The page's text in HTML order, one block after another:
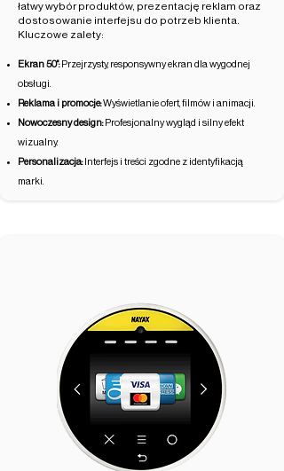
łatwy wybór produktów, prezentację reklam oraz
dostosowanie interfejsu do potrzeb klienta.
Kluczowe zalety:
Ekran 50":Przejrzysty, responsywny ekran dla wygodnej
obsługi.
Reklama i promocje:Wyświetlanie ofert, filmów i animacji.
Nowoczesny design: Profesjonalny wygląd i silny efekt
wizualny.
Personalizacja:Interfejs i treści zgodne z identyfikacją
marki.